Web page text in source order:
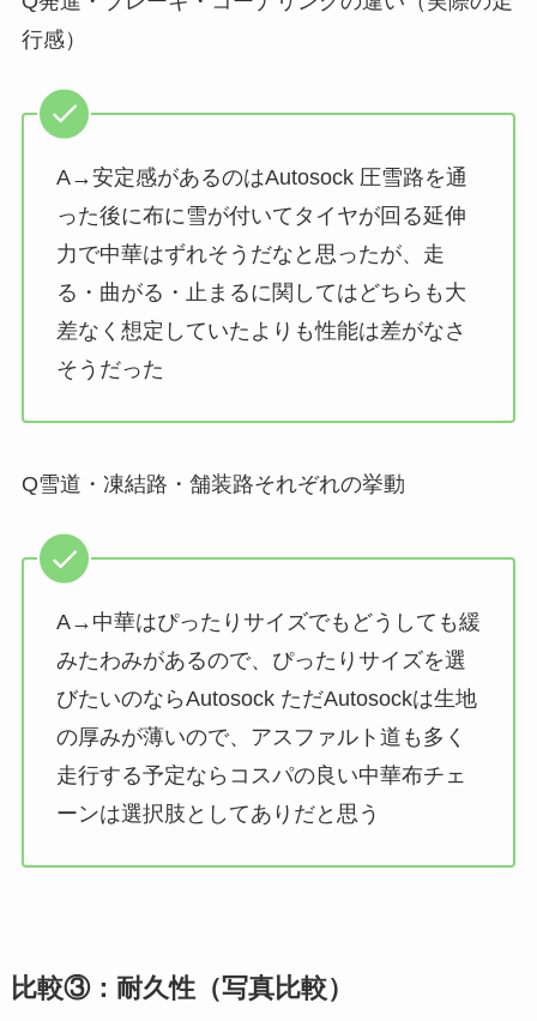
行感）
A→安定感があるのはAutosock 圧雪路を通
った後に布に雪が付いてタイヤが回る延伸
力で中華はずれそうだなと思ったが、走
る・曲がる・止まるに関してはどちらも大
差なく想定していたよりも性能は差がなさ
そうだった
Q雪道・凍結路・舗装路それぞれの挙動
A→中華はぴったりサイズでもどうしても緩
みたわみがあるので、ぴったりサイズを選
びたいのならAutosock ただAutosockは生地
の厚みが薄いので、アスファルト道も多く
走行する予定ならコスパの良い中華布チェ
ーンは選択肢としてありだと思う
比較③：耐久性（写真比較）